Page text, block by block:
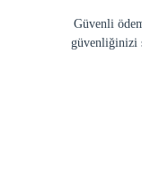
Güvenli
güvenliğinizi